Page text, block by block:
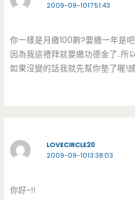
2009-09-1017:51:43
你一樣是月繳100齁?要繳一年是
因為我這禮拜就要繳功德金了..所
如果沒變的話我就先幫你墊了喔!
LOVECIRCLE20
2009-09-1013:38:03
你好~!!